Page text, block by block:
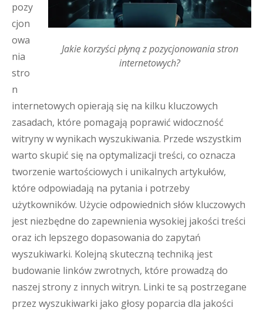
Jakie korzyści płyną z pozycjonowania stron
internetowych?
pozy
cjon
owa
nia
stro
n
internetowych opierają się na kilku kluczowych
zasadach, które pomagają poprawić widoczność
witryny w wynikach wyszukiwania. Przede wszystkim
warto skupić się na optymalizacji treści, co oznacza
tworzenie wartościowych i unikalnych artykułów,
które odpowiadają na pytania i potrzeby
użytkowników. Użycie odpowiednich słów kluczowych
jest niezbędne do zapewnienia wysokiej jakości treści
oraz ich lepszego dopasowania do zapytań
wyszukiwarki. Kolejną skuteczną techniką jest
budowanie linków zwrotnych, które prowadzą do
naszej strony z innych witryn. Linki te są postrzegane
przez wyszukiwarki jako głosy poparcia dla jakości